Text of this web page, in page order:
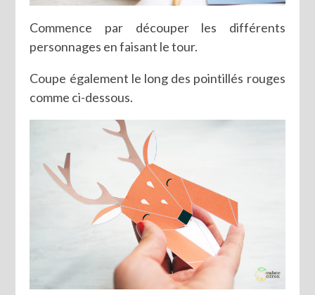
Commence par découper les différents
personnages en faisant le tour.
Coupe également le long des pointillés rouges
comme ci-dessous.